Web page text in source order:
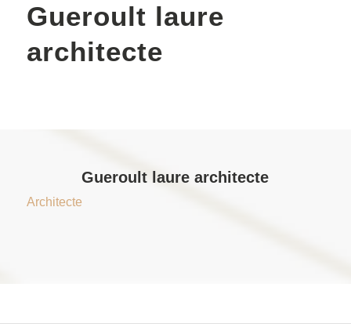
Gueroult laure
architecte
Gueroult laure architecte
Architecte